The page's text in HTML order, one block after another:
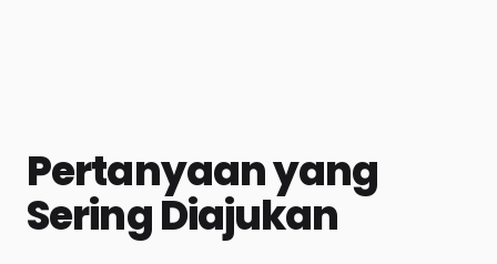
Pertanyaan yang
Sering Diajukan